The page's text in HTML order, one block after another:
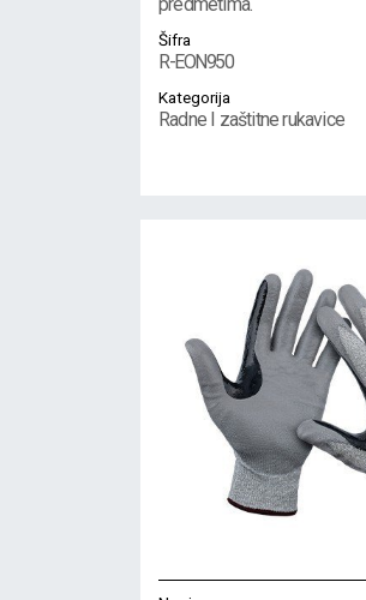
Šifra
R-EON950
Kategorija
Radne I zaštitne rukavice